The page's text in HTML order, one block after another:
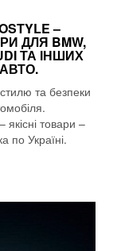
–
ДЛЯ BMW,
ТА ІНШИХ
та безпеки
товари –
по Україні.